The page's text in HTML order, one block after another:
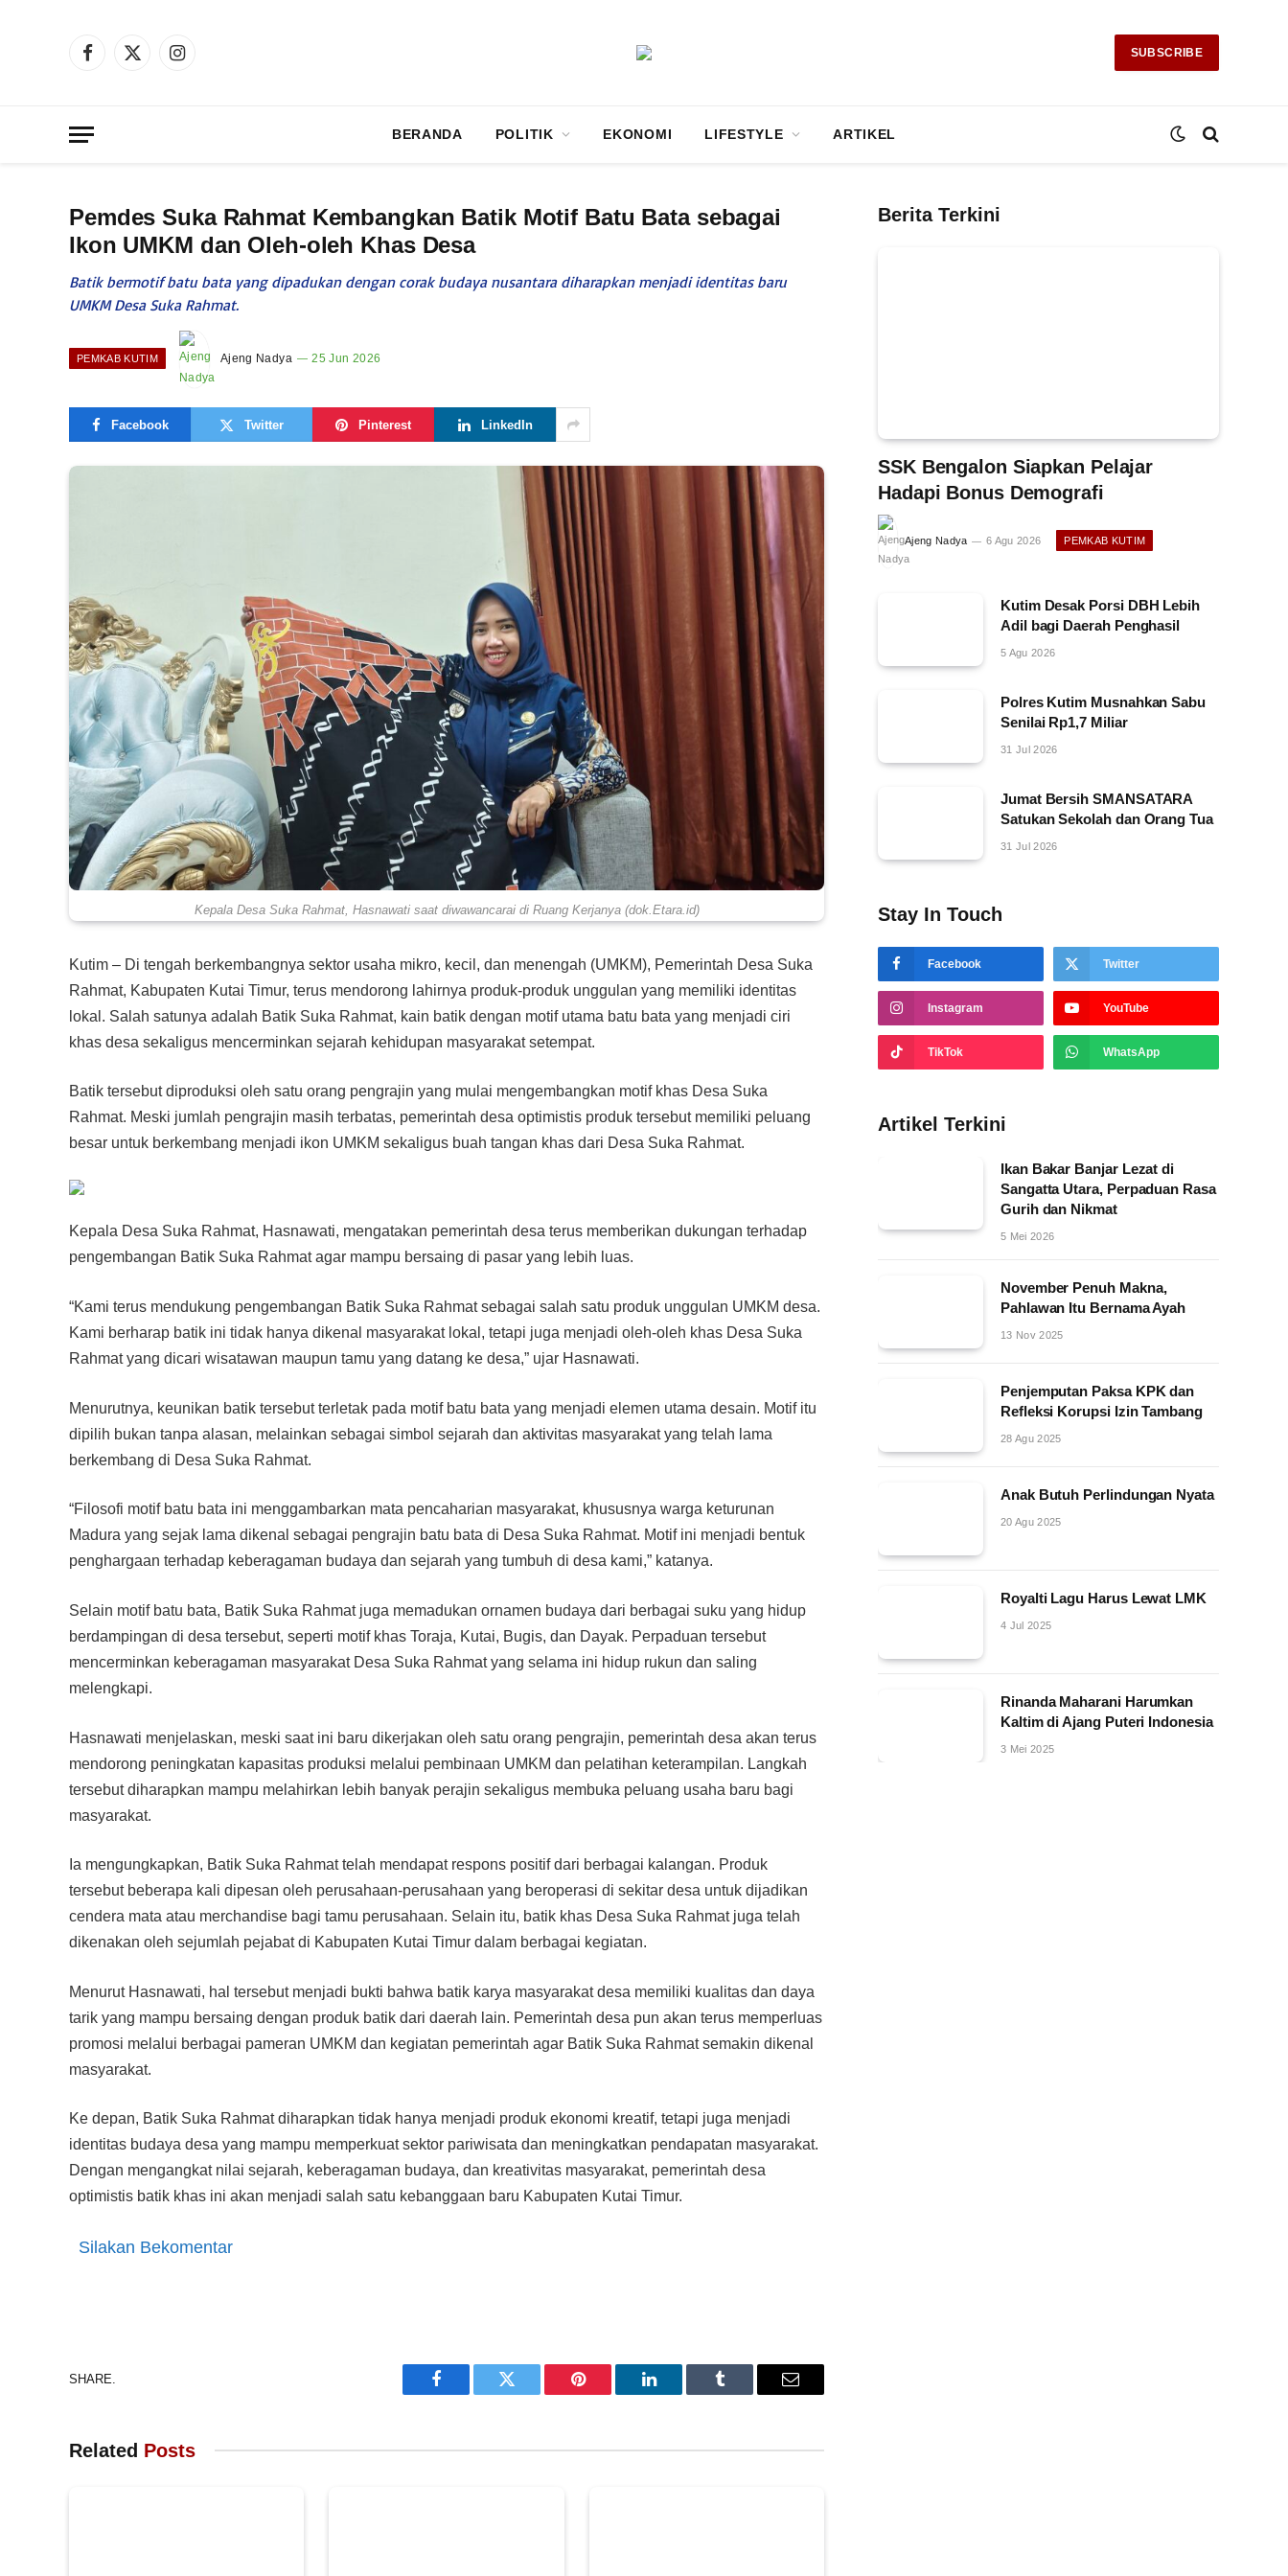
Facebook
X
Instagram
SUBSCRIBE
BERANDA POLITIK EKONOMI LIFESTYLE ARTIKEL
Pemdes Suka Rahmat Kembangkan Batik Motif Batu Bata sebagai
Ikon UMKM dan Oleh-oleh Khas Desa
Batik bermotif batu bata yang dipadukan dengan corak budaya nusantara diharapkan menjadi identitas baru
UMKM Desa Suka Rahmat.
PEMKAB KUTIM Ajeng Nadya 25 Jun 2026
Facebook Twitter Pinterest LinkedIn
Kepala Desa Suka Rahmat, Hasnawati saat diwawancarai di Ruang Kerjanya (dok.Etara.id)
Kutim – Di tengah berkembangnya sektor usaha mikro, kecil, dan menengah (UMKM), Pemerintah Desa Suka
Rahmat, Kabupaten Kutai Timur, terus mendorong lahirnya produk-produk unggulan yang memiliki identitas
lokal. Salah satunya adalah Batik Suka Rahmat, kain batik dengan motif utama batu bata yang menjadi ciri
khas desa sekaligus mencerminkan sejarah kehidupan masyarakat setempat.
Batik tersebut diproduksi oleh satu orang pengrajin yang mulai mengembangkan motif khas Desa Suka
Rahmat. Meski jumlah pengrajin masih terbatas, pemerintah desa optimistis produk tersebut memiliki peluang
besar untuk berkembang menjadi ikon UMKM sekaligus buah tangan khas dari Desa Suka Rahmat.
Kepala Desa Suka Rahmat, Hasnawati, mengatakan pemerintah desa terus memberikan dukungan terhadap
pengembangan Batik Suka Rahmat agar mampu bersaing di pasar yang lebih luas.
“Kami terus mendukung pengembangan Batik Suka Rahmat sebagai salah satu produk unggulan UMKM desa.
Kami berharap batik ini tidak hanya dikenal masyarakat lokal, tetapi juga menjadi oleh-oleh khas Desa Suka
Rahmat yang dicari wisatawan maupun tamu yang datang ke desa,” ujar Hasnawati.
Menurutnya, keunikan batik tersebut terletak pada motif batu bata yang menjadi elemen utama desain. Motif itu
dipilih bukan tanpa alasan, melainkan sebagai simbol sejarah dan aktivitas masyarakat yang telah lama
berkembang di Desa Suka Rahmat.
“Filosofi motif batu bata ini menggambarkan mata pencaharian masyarakat, khususnya warga keturunan
Madura yang sejak lama dikenal sebagai pengrajin batu bata di Desa Suka Rahmat. Motif ini menjadi bentuk
penghargaan terhadap keberagaman budaya dan sejarah yang tumbuh di desa kami,” katanya.
Selain motif batu bata, Batik Suka Rahmat juga memadukan ornamen budaya dari berbagai suku yang hidup
berdampingan di desa tersebut, seperti motif khas Toraja, Kutai, Bugis, dan Dayak. Perpaduan tersebut
mencerminkan keberagaman masyarakat Desa Suka Rahmat yang selama ini hidup rukun dan saling
melengkapi.
Hasnawati menjelaskan, meski saat ini baru dikerjakan oleh satu orang pengrajin, pemerintah desa akan terus
mendorong peningkatan kapasitas produksi melalui pembinaan UMKM dan pelatihan keterampilan. Langkah
tersebut diharapkan mampu melahirkan lebih banyak perajin sekaligus membuka peluang usaha baru bagi
masyarakat.
Ia mengungkapkan, Batik Suka Rahmat telah mendapat respons positif dari berbagai kalangan. Produk
tersebut beberapa kali dipesan oleh perusahaan-perusahaan yang beroperasi di sekitar desa untuk dijadikan
cendera mata atau merchandise bagi tamu perusahaan. Selain itu, batik khas Desa Suka Rahmat juga telah
dikenakan oleh sejumlah pejabat di Kabupaten Kutai Timur dalam berbagai kegiatan.
Menurut Hasnawati, hal tersebut menjadi bukti bahwa batik karya masyarakat desa memiliki kualitas dan daya
tarik yang mampu bersaing dengan produk batik dari daerah lain. Pemerintah desa pun akan terus memperluas
promosi melalui berbagai pameran UMKM dan kegiatan pemerintah agar Batik Suka Rahmat semakin dikenal
masyarakat.
Ke depan, Batik Suka Rahmat diharapkan tidak hanya menjadi produk ekonomi kreatif, tetapi juga menjadi
identitas budaya desa yang mampu memperkuat sektor pariwisata dan meningkatkan pendapatan masyarakat.
Dengan mengangkat nilai sejarah, keberagaman budaya, dan kreativitas masyarakat, pemerintah desa
optimistis batik khas ini akan menjadi salah satu kebanggaan baru Kabupaten Kutai Timur.
Silakan Bekomentar
SHARE.
Facebook Twitter Pinterest LinkedIn Tumblr Email
Related Posts
Berita Terkini
SSK Bengalon Siapkan Pelajar
Hadapi Bonus Demografi
Ajeng Nadya 6 Agu 2026 PEMKAB KUTIM
Kutim Desak Porsi DBH Lebih
Adil bagi Daerah Penghasil
5 Agu 2026
Polres Kutim Musnahkan Sabu
Senilai Rp1,7 Miliar
31 Jul 2026
Jumat Bersih SMANSATARA
Satukan Sekolah dan Orang Tua
31 Jul 2026
Stay In Touch
Facebook Twitter
Instagram YouTube
TikTok WhatsApp
Artikel Terkini
Ikan Bakar Banjar Lezat di
Sangatta Utara, Perpaduan Rasa
Gurih dan Nikmat
5 Mei 2026
November Penuh Makna,
Pahlawan Itu Bernama Ayah
13 Nov 2025
Penjemputan Paksa KPK dan
Refleksi Korupsi Izin Tambang
28 Agu 2025
Anak Butuh Perlindungan Nyata
20 Agu 2025
Royalti Lagu Harus Lewat LMK
4 Jul 2025
Rinanda Maharani Harumkan
Kaltim di Ajang Puteri Indonesia
3 Mei 2025